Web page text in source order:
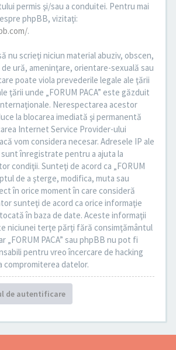
permis şi/sau a conduitei. Pentru mai
phpBB, vizitaţi:
.
nu scrieţi niciun material abuziv, obscen,
ură, ameninţare, orientare-sexuală sau
poate viola prevederile legale ale ţării
ţării unde „FORUM PACA” este găzduit
Nerespectarea acestor
la blocarea imediată şi permanentă
Internet Service Provider-ului
vom considera necesar. Adresele IP ale
înregistrate pentru a ajuta la
condiţii. Sunteţi de acord ca „FORUM
de a şterge, modifica, muta sau
în orice moment în care consideră
sunteţi de acord ca orice informaţie
în baza de date. Aceste informaţii
niciunei terţe părţi fără consimţământul
„FORUM PACA” sau phpBB nu pot fi
pentru vreo încercare de hacking
compromiterea datelor.
de autentificare